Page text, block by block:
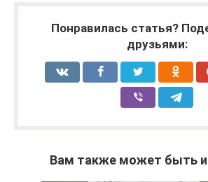
Понравилась статья?
друзьями:
Вам также может быть